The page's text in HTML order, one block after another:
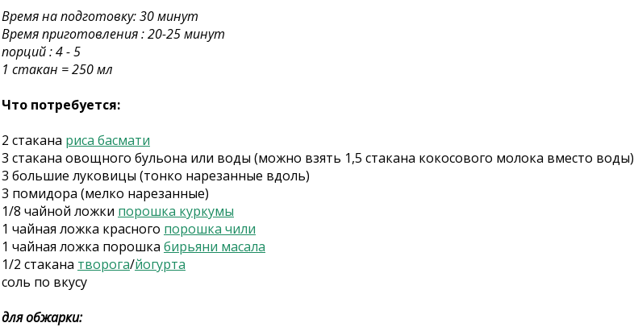
Время на подготовку: 30 минут
Время приготовления : 20-25 минут
порций : 4 - 5
1 стакан = 250 мл
Что потребуется:
2 стакана риса басмати
3 стакана овощного бульона или воды (можно взять 1,5 стакана кокосового молока вместо воды)
3 большие луковицы (тонко нарезанные вдоль)
3 помидора (мелко нарезанные)
1/8 чайной ложки порошка куркумы
1 чайная ложка красного порошка чили
1 чайная ложка порошка бирьяни масала
1/2 стакана творога/йогурта
соль по вкусу
для обжарки: